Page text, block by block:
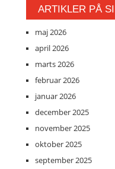
ARTIKLER PÅ
maj 2026
april 2026
marts 2026
februar 2026
januar 2026
december 2025
november 2025
oktober 2025
september 2025